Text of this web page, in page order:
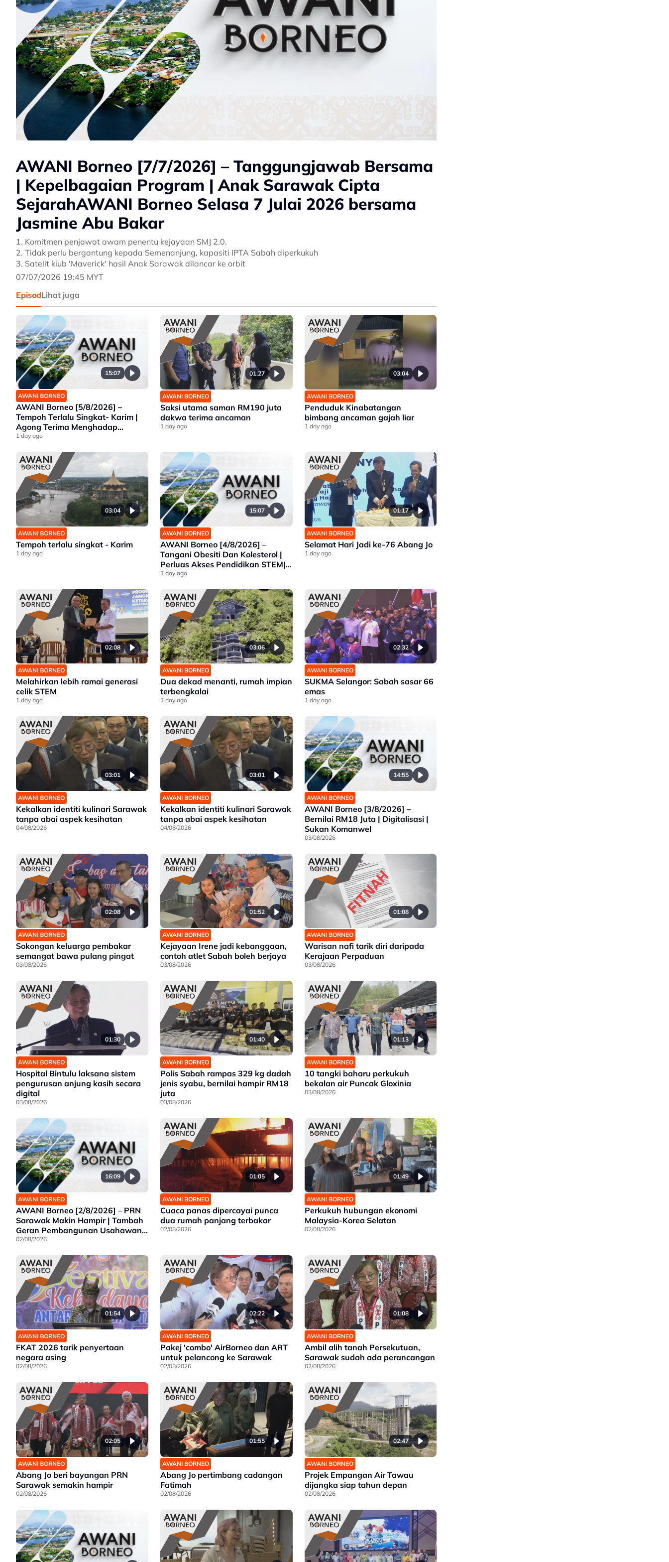
AWANI Borneo [7/7/2026] – Tanggungjawab Bersama
| Kepelbagaian Program | Anak Sarawak Cipta
SejarahAWANI Borneo Selasa 7 Julai 2026 bersama
Jasmine Abu Bakar
1. Komitmen penjawat awam penentu kejayaan SMJ 2.0.
2. Tidak perlu bergantung kepada Semenanjung, kapasiti IPTA Sabah diperkukuh
3. Satelit kiub 'Maverick' hasil Anak Sarawak dilancar ke orbit
07/07/2026 19:45 MYT
EpisodLihat juga
15:07
AWANI BORNEO
AWANI Borneo [5/8/2026] –
Tempoh Terlalu Singkat- Karim |
Agong Terima Menghadap
Premier Sarawak | Ancaman
1 day ago
01:27
AWANI BORNEO
Saksi utama saman RM190 juta
dakwa terima ancaman
1 day ago
03:04
AWANI BORNEO
Penduduk Kinabatangan
bimbang ancaman gajah liar
1 day ago
03:04
AWANI BORNEO
Tempoh terlalu singkat - Karim
1 day ago
15:07
AWANI BORNEO
AWANI Borneo [4/8/2026] –
Tangani Obesiti Dan Kolesterol |
Perluas Akses Pendidikan STEM|
Sabah Intai Juara SUKMA
1 day ago
01:17
AWANI BORNEO
Selamat Hari Jadi ke-76 Abang Jo
1 day ago
02:08
AWANI BORNEO
Melahirkan lebih ramai generasi
celik STEM
1 day ago
03:06
AWANI BORNEO
Dua dekad menanti, rumah impian
terbengkalai
1 day ago
02:32
AWANI BORNEO
SUKMA Selangor: Sabah sasar 66
emas
1 day ago
03:01
AWANI BORNEO
Kekalkan identiti kulinari Sarawak
tanpa abai aspek kesihatan
04/08/2026
03:01
AWANI BORNEO
Kekalkan identiti kulinari Sarawak
tanpa abai aspek kesihatan
04/08/2026
14:55
AWANI BORNEO
AWANI Borneo [3/8/2026] –
Bernilai RM18 Juta | Digitalisasi |
Sukan Komanwel
03/08/2026
02:08
AWANI BORNEO
Sokongan keluarga pembakar
semangat bawa pulang pingat
03/08/2026
01:52
AWANI BORNEO
Kejayaan Irene jadi kebanggaan,
contoh atlet Sabah boleh berjaya
03/08/2026
01:08
AWANI BORNEO
Warisan nafi tarik diri daripada
Kerajaan Perpaduan
03/08/2026
01:30
AWANI BORNEO
Hospital Bintulu laksana sistem
pengurusan anjung kasih secara
digital
03/08/2026
01:40
AWANI BORNEO
Polis Sabah rampas 329 kg dadah
jenis syabu, bernilai hampir RM18
juta
03/08/2026
01:13
AWANI BORNEO
10 tangki baharu perkukuh
bekalan air Puncak Gloxinia
03/08/2026
16:09
AWANI BORNEO
AWANI Borneo [2/8/2026] – PRN
Sarawak Makin Hampir | Tambah
Geran Pembangunan Usahawan
Wanita | Projek Empangan Air
02/08/2026
01:05
AWANI BORNEO
Cuaca panas dipercayai punca
dua rumah panjang terbakar
02/08/2026
01:49
AWANI BORNEO
Perkukuh hubungan ekonomi
Malaysia-Korea Selatan
02/08/2026
01:54
AWANI BORNEO
FKAT 2026 tarik penyertaan
negara asing
02/08/2026
02:22
AWANI BORNEO
Pakej 'combo' AirBorneo dan ART
untuk pelancong ke Sarawak
02/08/2026
01:08
AWANI BORNEO
Ambil alih tanah Persekutuan,
Sarawak sudah ada perancangan
02/08/2026
02:05
AWANI BORNEO
Abang Jo beri bayangan PRN
Sarawak semakin hampir
02/08/2026
01:55
AWANI BORNEO
Abang Jo pertimbang cadangan
Fatimah
02/08/2026
02:47
AWANI BORNEO
Projek Empangan Air Tawau
dijangka siap tahun depan
02/08/2026